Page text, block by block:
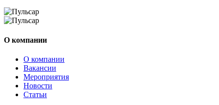
О компании
О компании
Вакансии
Мероприятия
Новости
Статьи